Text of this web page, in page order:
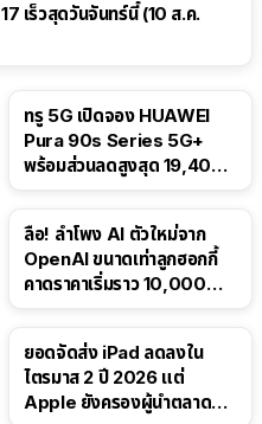
เร็วสุดวันจันทร์นี้ (10 ส.ค.
ทรู 5G เปิดจอง HUAWEI
Pura 90s Series 5G+
พร้อมส่วนลดสูงสุด 19,400
ลือ! ลำโพง AI ตัวใหม่จาก
OpenAI ขนาดเท่าลูกฮอกกี้
คาดราคาเริ่มราว 10,000
ยอดจัดส่ง iPad ลดลงใน
ไตรมาส 2 ปี 2026 แต่
Apple ยังครองผู้นำตลาด